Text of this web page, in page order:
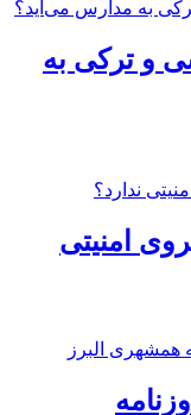
و ترکی به
امنیتی